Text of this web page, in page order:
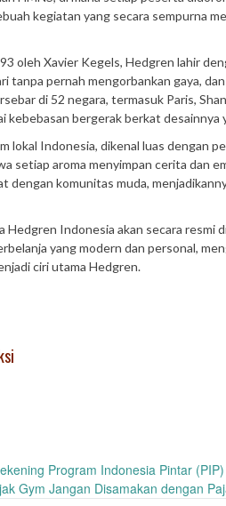
kegiatan yang secara sempurna
oleh Xavier Kegels, Hedgren lahir
tanpa pernah mengorbankan gaya,
di 52 negara, termasuk Paris,
kebebasan bergerak berkat desainnya
lokal Indonesia, dikenal luas dengan
setiap aroma menyimpan cerita dan
dengan komunitas muda,
Indonesia akan secara resmi
yang modern dan personal,
ciri utama Hedgren.
Program Indonesia Pintar
Gym Jangan Disamakan dengan